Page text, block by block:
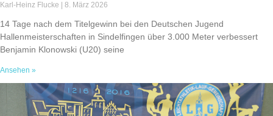
Karl-Heinz Flucke 8. März 2026
14 Tage nach dem Titelgewinn bei den Deutschen Jugend
Hallenmeisterschaften in Sindelfingen über 3.000 Meter verbessert
Benjamin Klonowski (U20) seine
Ansehen »